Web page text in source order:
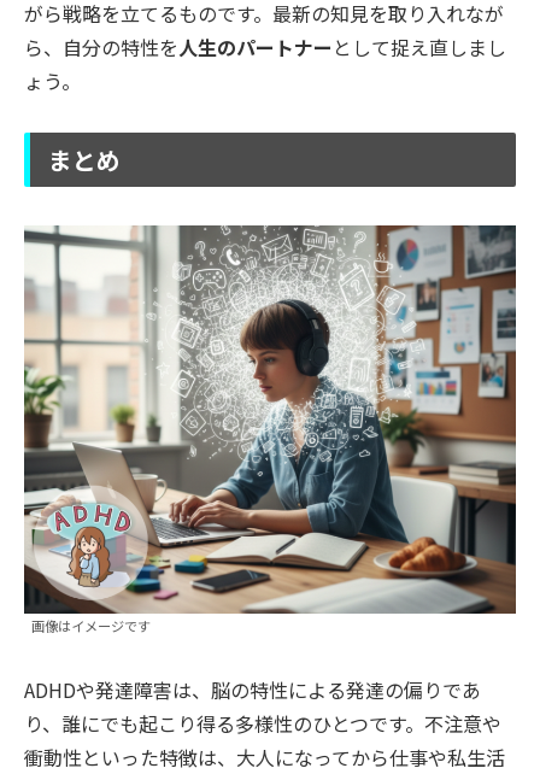
がら戦略を立てるものです。最新の知見を取り入れなが
ら、自分の特性を人生のパートナー として捉え直しまし
ょう。
まとめ
画像はイメージです
ADHDや発達障害は、脳の特性による発達の偏りであ
り、誰にでも起こり得る多様性のひとつです。不注意や
衝動性といった特徴は、大人になってから仕事や私生活